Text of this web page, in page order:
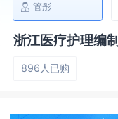
管彤
浙江医疗护理编
896人已购